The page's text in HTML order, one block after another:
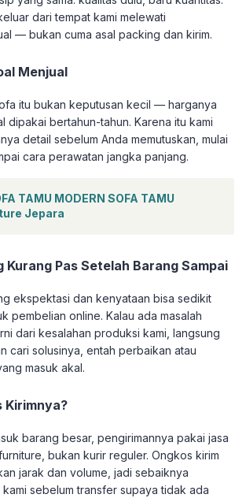
dari tempat kami melewati
— bukan cuma asal packing dan kirim.
Menjual
itu bukan keputusan kecil — harganya
dipakai bertahun-tahun. Karena itu kami
detail sebelum Anda memutuskan, mulai
cara perawatan jangka panjang.
TAMU MODERN SOFA TAMU
Jepara
Kurang Pas Setelah Barang Sampai
ekspektasi dan kenyataan bisa sedikit
pembelian online. Kalau ada masalah
dari kesalahan produksi kami, langsung
cari solusinya, entah perbaikan atau
masuk akal.
Kirimnya?
barang besar, pengirimannya pakai jasa
bukan kurir reguler. Ongkos kirim
jarak dan volume, jadi sebaiknya
sebelum transfer supaya tidak ada